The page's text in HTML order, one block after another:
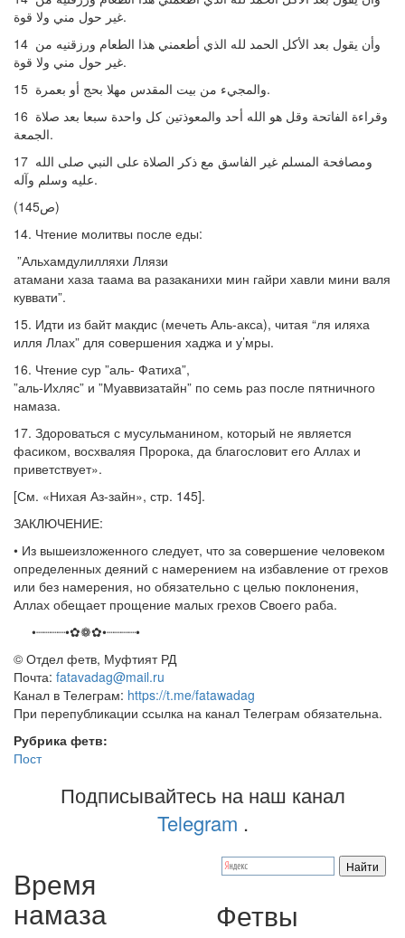
غير حول مني ولا قوة.
14 وأن يقول بعد الأكل الحمد لله الذي أطعمني هذا الطعام ورزقنيه من
غير حول مني ولا قوة.
15 والمجيء من بيت المقدس مهلا بحج أو بعمرة.
16 وقراءة الفاتحة وقل هو الله أحد والمعوذتين كل واحدة سبعا بعد صلاة
الجمعة.
17 ومصافحة المسلم غير الفاسق مع ذكر الصلاة على النبي صلى الله
عليه وسلم وآله.
(ص145)
14. Чтение молитвы после еды:
”Альхамдулилляхи Ллязи
атамани хаза таама ва разаканихи мин гайри хавли мини валя
куввати”.
15. Идти из байт макдис (мечеть Аль-акса), читая “ля иляха
илля Ллах” для совершения хаджа и у’мры.
16. Чтение сур ”аль- Фатихa”,
”аль-Ихляс” и ”Муаввизатайн” по семь раз после пятничного
намаза.
17. Здороваться с мусульманином, который не является
фасиком, восхваляя Пророка, да благословит его Аллах и
приветствует».
[См. «Нихая Аз-зайн», стр. 145].
ЗАКЛЮЧЕНИЕ:
• Из вышеизложенного следует, что за совершение человеком
определенных деяний с намерением на избавление от грехов
или без намерения, но обязательно с целью поклонения,
Аллах обещает прощение малых грехов Своего раба.
•┈┈┈┈•✿❁✿•┈┈┈┈•
©️ Отдел фетв, Муфтият РД
Почта: fatavadag@mail.ru
Канал в Телеграм: https://t.me/fatawadag
При перепубликации ссылка на канал Телеграм обязательна.
Рубрика фетв:
Пост
Подписывайтесь на наш канал
Telegram .
Время
намаза Фетвы